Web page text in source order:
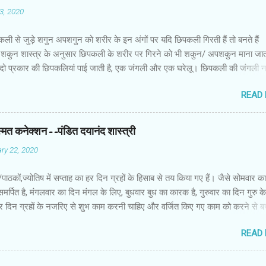
2020
से जुड़े शगुन अपशगुन को शरीर के इन अंगों पर यदि छिपकली गिरती हैं तो बनते हैं
शकुन शास्त्र के अनुसार छिपकली के शरीर पर गिरने को भी शकुन/ अपशकुन माना
दो प्रकार की छिपकलियां पाई जाती है, एक जंगली और एक घरेलू। छिपकली की जंगली
के शरीर पर गिरने को भी शकुन/अपशकुन माना जाता है। स्त्री के शरीर के बायें
के दाहिनी तरफ गिरना ठीक होता है। इसी प्रकार छिपकली का नीचे से ऊपर की ओर
है। ऊपर से नीचे की ओर गिरना अच्छा नहीं होता। रविवार या मंगलवार को लाल रंग की
शनिवार को काले रंग की छिपकली से कम हानि होती है। ✍🏻✍🏻🌷🌷👉🏻👉🏻 छिपकली
प्रतीक -- घर में छिपकली देखकर हम उसे भगाने लगते हैं, लेकिन वो कोई ऐसा जीव नहीं है
जीव-जंतुओं और मनुष्य को प्रकृति का एक अहम हिस्स...
READ
कनेक्शन--पंडित दयानंद शास्त्री
22, 2020
पाठकों,ज्योतिष में सप्ताह का हर दिन ग्रहों के हिसाब से तय किया गए हैं। जैसे सोमवार
है, मंगलवार का दिन मंगल के लिए, बुधवार बुध का कारक है, गुरुवार का दिन गुरु
दिन ग्रहों के नजरिए से शुभ काम करनी चाहिए और वर्जित किए गए काम को करने से
आप जानते हैं कि ज्योतिष शास्त्र के हिसाब से हमें किस तरह के साबुन का इस्तेमाल
शास्त्रों में मानसिक शुद्धि के साथ ही शारीरिक शुचिता को भी बहुत महत्त्व दिया गया
में ही स्वस्थ मन निवास करता है और शरीर के स्वस्थ रहने के लिए शरीर को स्वच्छ रखना
READ